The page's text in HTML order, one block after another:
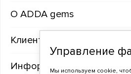
ADDA gems
Клиентам
Информация
Управление
Мы используем cookie,